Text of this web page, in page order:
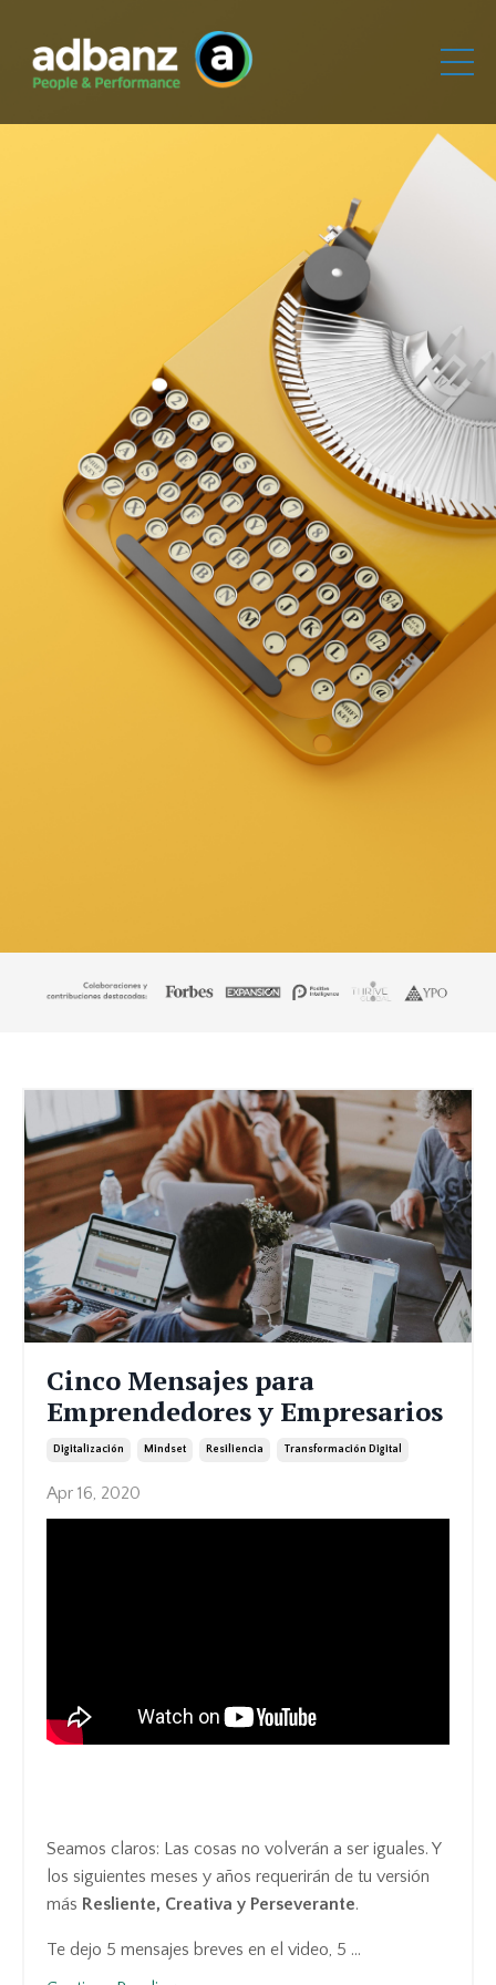
Cinco Mensajes para
Emprendedores y Empresarios
Digitalización Mindset Resiliencia Transformación Digital
Apr 16, 2020
Seamos claros: Las cosas no volverán a ser iguales. Y
los siguientes meses y años requerirán de tu versión
más Resliente, Creativa y Perseverante.
Te dejo 5 mensajes breves en el video, 5 ...